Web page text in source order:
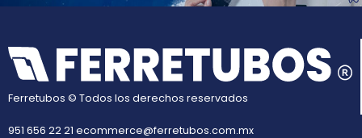
Ferretubos © Todos los derechos reservados
951 656 22 21 ecommerce@ferretubos.com.mx